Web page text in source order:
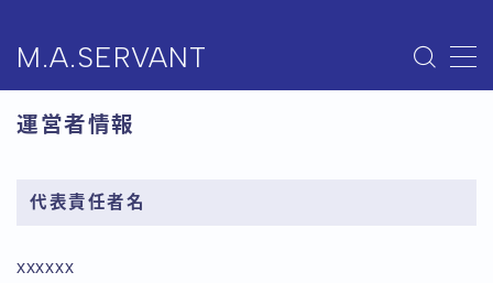
M.A.SERVANT
BOOTHで購入
BLOG
運営者情報
代表責任者名
xxxxxx